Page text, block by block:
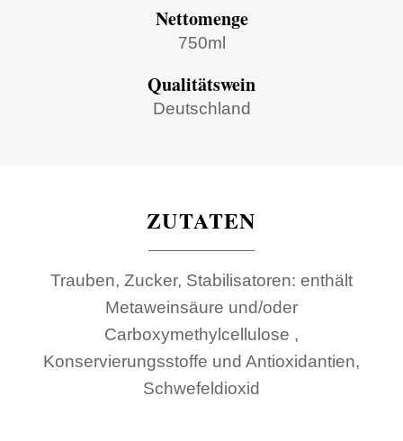
Nettomenge
750ml
Qualitätswein
Deutschland
ZUTATEN
Trauben, Zucker, Stabilisatoren: enthält
Metaweinsäure und/oder
Carboxymethylcellulose ,
Konservierungsstoffe und Antioxidantien,
Schwefeldioxid